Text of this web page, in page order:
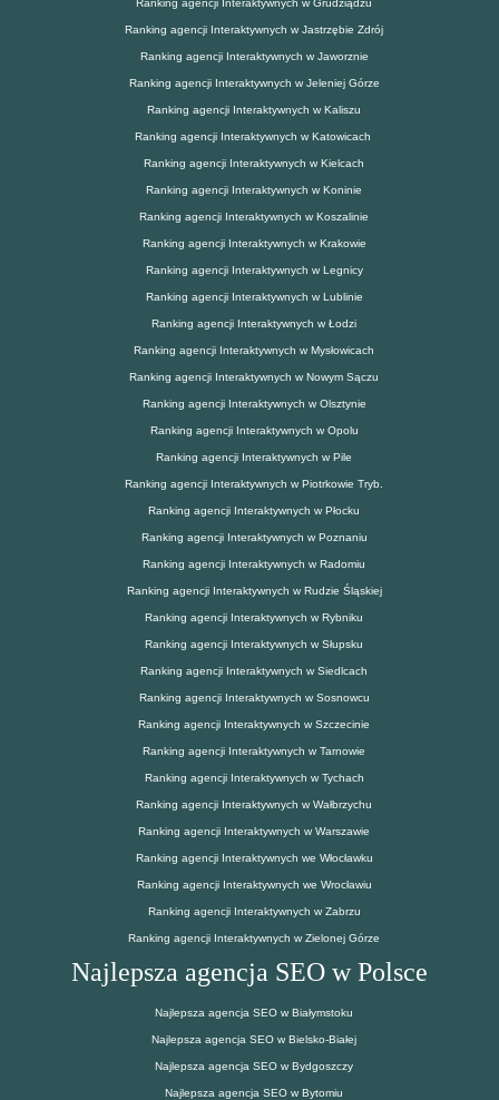
Ranking agencji Interaktywnych w Grudziądzu
Ranking agencji Interaktywnych w Jastrzębie Zdrój
Ranking agencji Interaktywnych w Jaworznie
Ranking agencji Interaktywnych w Jeleniej Górze
Ranking agencji Interaktywnych w Kaliszu
Ranking agencji Interaktywnych w Katowicach
Ranking agencji Interaktywnych w Kielcach
Ranking agencji Interaktywnych w Koninie
Ranking agencji Interaktywnych w Koszalinie
Ranking agencji Interaktywnych w Krakowie
Ranking agencji Interaktywnych w Legnicy
Ranking agencji Interaktywnych w Lublinie
Ranking agencji Interaktywnych w Łodzi
Ranking agencji Interaktywnych w Mysłowicach
Ranking agencji Interaktywnych w Nowym Sączu
Ranking agencji Interaktywnych w Olsztynie
Ranking agencji Interaktywnych w Opolu
Ranking agencji Interaktywnych w Pile
Ranking agencji Interaktywnych w Piotrkowie Tryb.
Ranking agencji Interaktywnych w Płocku
Ranking agencji Interaktywnych w Poznaniu
Ranking agencji Interaktywnych w Radomiu
Ranking agencji Interaktywnych w Rudzie Śląskiej
Ranking agencji Interaktywnych w Rybniku
Ranking agencji Interaktywnych w Słupsku
Ranking agencji Interaktywnych w Siedlcach
Ranking agencji Interaktywnych w Sosnowcu
Ranking agencji Interaktywnych w Szczecinie
Ranking agencji Interaktywnych w Tarnowie
Ranking agencji Interaktywnych w Tychach
Ranking agencji Interaktywnych w Wałbrzychu
Ranking agencji Interaktywnych w Warszawie
Ranking agencji Interaktywnych we Włocławku
Ranking agencji Interaktywnych we Wrocławiu
Ranking agencji Interaktywnych w Zabrzu
Ranking agencji Interaktywnych w Zielonej Górze
Najlepsza agencja SEO w Polsce
Najlepsza agencja SEO w Białymstoku
Najlepsza agencja SEO w Bielsko-Białej
Najlepsza agencja SEO w Bydgoszczy
Najlepsza agencja SEO w Bytomiu